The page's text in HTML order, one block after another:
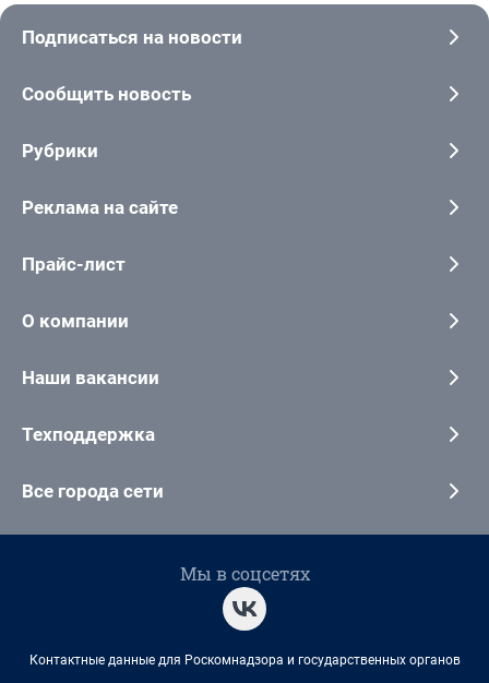
Подписаться на новости
Сообщить новость
Рубрики
Реклама на сайте
Прайс-лист
О компании
Наши вакансии
Техподдержка
Все города сети
Мы в соцсетях
Контактные данные для Роскомнадзора и государственных органов